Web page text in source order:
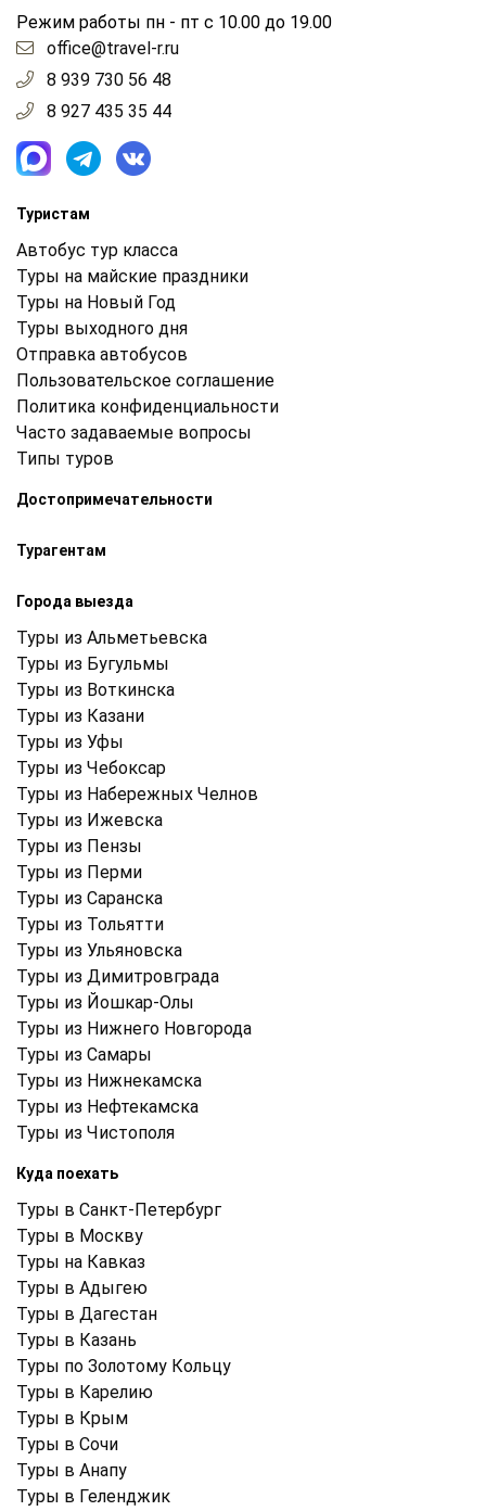
Режим работы пн - пт с 10.00 до 19.00
office@travel-r.ru
8 939 730 56 48
8 927 435 35 44
Туристам
Автобус тур класса
Туры на майские праздники
Туры на Новый Год
Туры выходного дня
Отправка автобусов
Пользовательское соглашение
Политика конфиденциальности
Часто задаваемые вопросы
Типы туров
Достопримечательности
Турагентам
Города выезда
Туры из Альметьевска
Туры из Бугульмы
Туры из Воткинска
Туры из Казани
Туры из Уфы
Туры из Чебоксар
Туры из Набережных Челнов
Туры из Ижевска
Туры из Пензы
Туры из Перми
Туры из Саранска
Туры из Тольятти
Туры из Ульяновска
Туры из Димитровграда
Туры из Йошкар-Олы
Туры из Нижнего Новгорода
Туры из Самары
Туры из Нижнекамска
Туры из Нефтекамска
Туры из Чистополя
Куда поехать
Туры в Санкт-Петербург
Туры в Москву
Туры на Кавказ
Туры в Адыгею
Туры в Дагестан
Туры в Казань
Туры по Золотому Кольцу
Туры в Карелию
Туры в Крым
Туры в Cочи
Туры в Анапу
Туры в Геленджик